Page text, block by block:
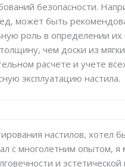
безопасности.
может быть
роль в определении
чем доски из
расчете и учете
эксплуатацию настила.
настилов, хотел
с многолетним опытом,
и эстетической